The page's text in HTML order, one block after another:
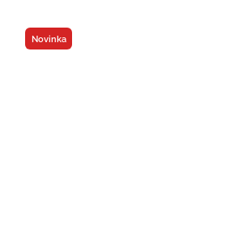
Novinka